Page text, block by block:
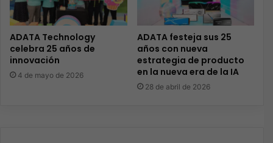
ADATA Technology
celebra 25 años de
innovación
4 de mayo de 2026
ADATA festeja sus 25
años con nueva
estrategia de producto
en la nueva era de la IA
28 de abril de 2026